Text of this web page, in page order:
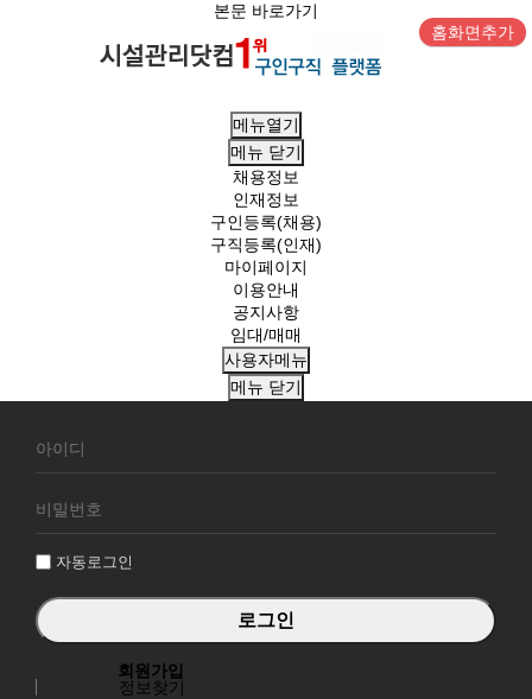
본문 바로가기
홈화면추가
메뉴열기
메뉴 닫기
채용정보
인재정보
구인등록(채용)
구직등록(인재)
마이페이지
이용안내
공지사항
임대/매매
사용자메뉴
메뉴 닫기
원
그
자동로그인
회원가입
정보찾기